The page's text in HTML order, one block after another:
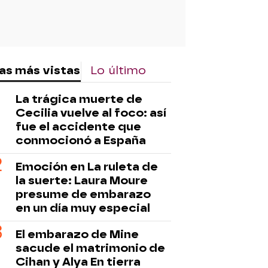
más vistas Lo último
La trágica muerte de
Cecilia vuelve al foco: así
fue el accidente que
conmocionó a España
Emoción en La ruleta de
la suerte: Laura Moure
presume de embarazo
en un día muy especial
El embarazo de Mine
sacude el matrimonio de
Cihan y Alya En tierra